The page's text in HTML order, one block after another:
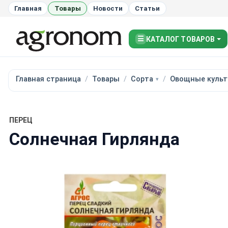
Главная Товары Новости Статьи
☰ КАТАЛОГ ТОВАРОВ
Главная страница Товары Сорта Овощные
ПЕРЕЦ
Солнечная Гирлянда